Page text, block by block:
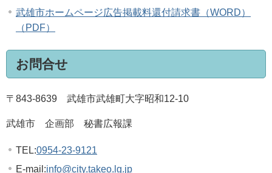
武雄市ホームページ広告掲載料還付請求書（WORD）
（PDF）
お問合せ
〒843-8639 武雄市武雄町大字昭和12-10
武雄市 企画部 秘書広報課
TEL:0954-23-9121
E-mail:info@city.takeo.lg.jp